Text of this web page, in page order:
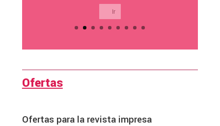
Ofertas
Ofertas para la revista impresa